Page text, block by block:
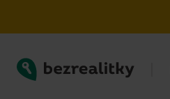
Bezrealitky